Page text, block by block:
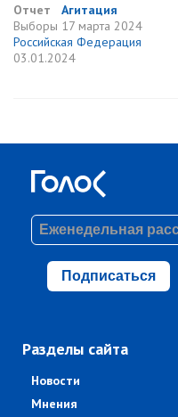
Отчет
Агитация
Выборы 17 марта 2024
Российская Федерация
03.01.2024
Подписаться
Разделы сайта
Новости
Мнения